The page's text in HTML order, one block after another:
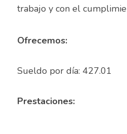
Auxiliar administrativo
Auxiliar de almacén
Auxiliar de Almacén
trabajo y con el
Ofrecemos:
Sueldo por día: 427.01
Prestaciones: